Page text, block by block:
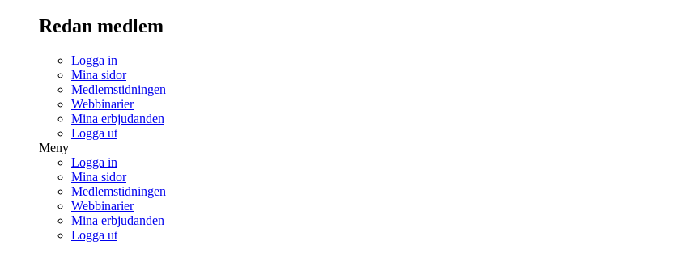
Redan medlem
Logga in
Mina sidor
Medlemstidningen
Webbinarier
Mina erbjudanden
Logga ut
Meny
Logga in
Mina sidor
Medlemstidningen
Webbinarier
Mina erbjudanden
Logga ut